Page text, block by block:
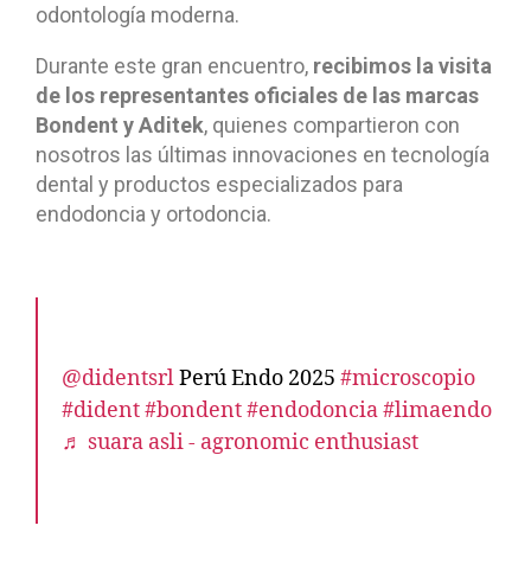
odontología moderna.
Durante este gran encuentro, recibimos la visita
de los representantes oficiales de las marcas
Bondent y Aditek, quienes compartieron con
nosotros las últimas innovaciones en tecnología
dental y productos especializados para
endodoncia y ortodoncia.
@didentsrlPerú Endo 2025 #microscopio
#dident#bondent#endodoncia#limaendo
♬ suara asli - agronomic enthusiast